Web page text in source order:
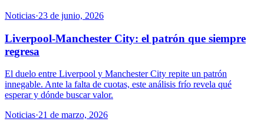
Noticias·23 de junio, 2026
Liverpool-Manchester City: el patrón que siempre
regresa
El duelo entre Liverpool y Manchester City repite un patrón
innegable. Ante la falta de cuotas, este análisis frío revela qué
esperar y dónde buscar valor.
Noticias·21 de marzo, 2026